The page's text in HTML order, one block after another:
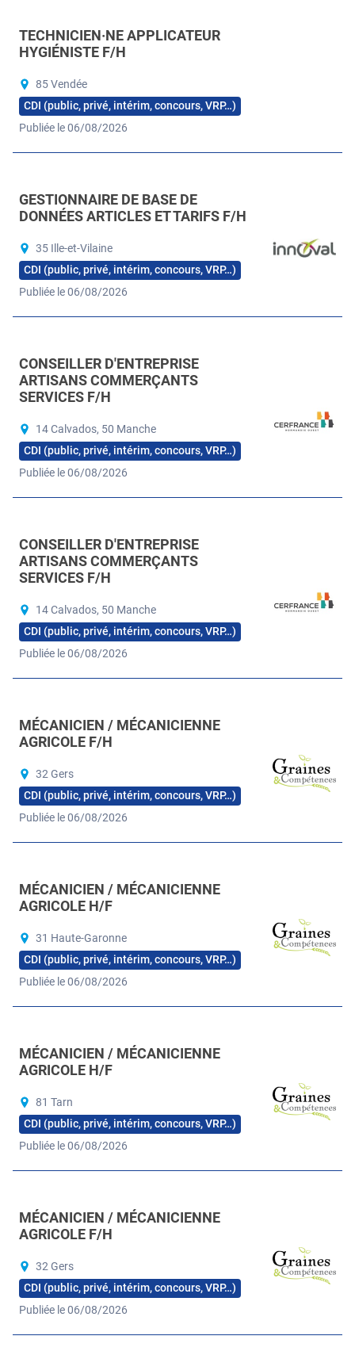
TECHNICIEN·NE APPLICATEUR
HYGIÉNISTE F/H
85 Vendée
CDI (public, privé, intérim, concours, VRP…)
Publiée le 06/08/2026
GESTIONNAIRE DE BASE DE
DONNÉES ARTICLES ET TARIFS F/H
35 Ille-et-Vilaine
CDI (public, privé, intérim, concours, VRP…)
Publiée le 06/08/2026
CONSEILLER D'ENTREPRISE
ARTISANS COMMERÇANTS
SERVICES F/H
14 Calvados, 50 Manche
CDI (public, privé, intérim, concours, VRP…)
Publiée le 06/08/2026
CONSEILLER D'ENTREPRISE
ARTISANS COMMERÇANTS
SERVICES F/H
14 Calvados, 50 Manche
CDI (public, privé, intérim, concours, VRP…)
Publiée le 06/08/2026
MÉCANICIEN / MÉCANICIENNE
AGRICOLE F/H
32 Gers
CDI (public, privé, intérim, concours, VRP…)
Publiée le 06/08/2026
MÉCANICIEN / MÉCANICIENNE
AGRICOLE H/F
31 Haute-Garonne
CDI (public, privé, intérim, concours, VRP…)
Publiée le 06/08/2026
MÉCANICIEN / MÉCANICIENNE
AGRICOLE H/F
81 Tarn
CDI (public, privé, intérim, concours, VRP…)
Publiée le 06/08/2026
MÉCANICIEN / MÉCANICIENNE
AGRICOLE F/H
32 Gers
CDI (public, privé, intérim, concours, VRP…)
Publiée le 06/08/2026